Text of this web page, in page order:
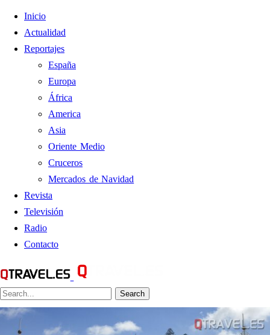
Inicio
Actualidad
Reportajes
España
Europa
África
America
Asia
Oriente Medio
Cruceros
Mercados de Navidad
Revista
Televisión
Radio
Contacto
Search